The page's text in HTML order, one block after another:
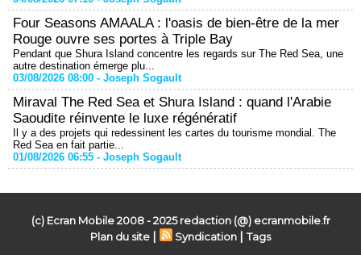
Four Seasons AMAALA : l'oasis de bien-être de la mer
Rouge ouvre ses portes à Triple Bay
Pendant que Shura Island concentre les regards sur The Red Sea, une
autre destination émerge plu...
03/08/2026 08:00 - Joseph Sogault
Miraval The Red Sea et Shura Island : quand l'Arabie
Saoudite réinvente le luxe régénératif
Il y a des projets qui redessinent les cartes du tourisme mondial. The
Red Sea en fait partie...
01/08/2026 06:55 - Joseph Sogault
(c) Ecran Mobile 2008 - 2025 redaction (@) ecranmobile.fr
Plan du site | Syndication |Tags